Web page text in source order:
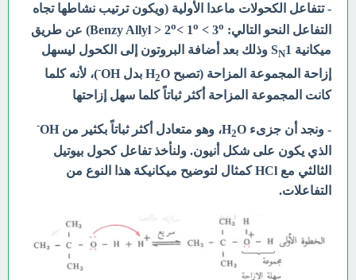
- تتفاعل الكحولات ماعدا الأولية (ويكون ترتيب نشاطها تجاه
التفاعل النحو التالي: Benzy Allyl > 2
o< 1o < 3o
) عن طريق
ميكانية S
N
1 وذلك بعد أضافة البروتون إلى الكحول ليسهل
إزاحة المجموعة المزاحة (تصبح H
2O بدل OH -)، لأنه كلما
كانت المجموعة المزاحة أكثر ثباتاً كلما سهل إزاحتها
- ونجد أن جزىء H 2O، وهو متعادل أكثر ثباتاً بكثير من OH -
الذي يكون على شكل أنيون. ولنأخذ تفاعل كحول بيوتيل
الثالثي مع HCl كمثال لتوضيح ميكانيكة هذا النوع من
التفاعلات.